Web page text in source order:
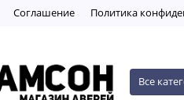
Соглашение Пoлитикa
Все